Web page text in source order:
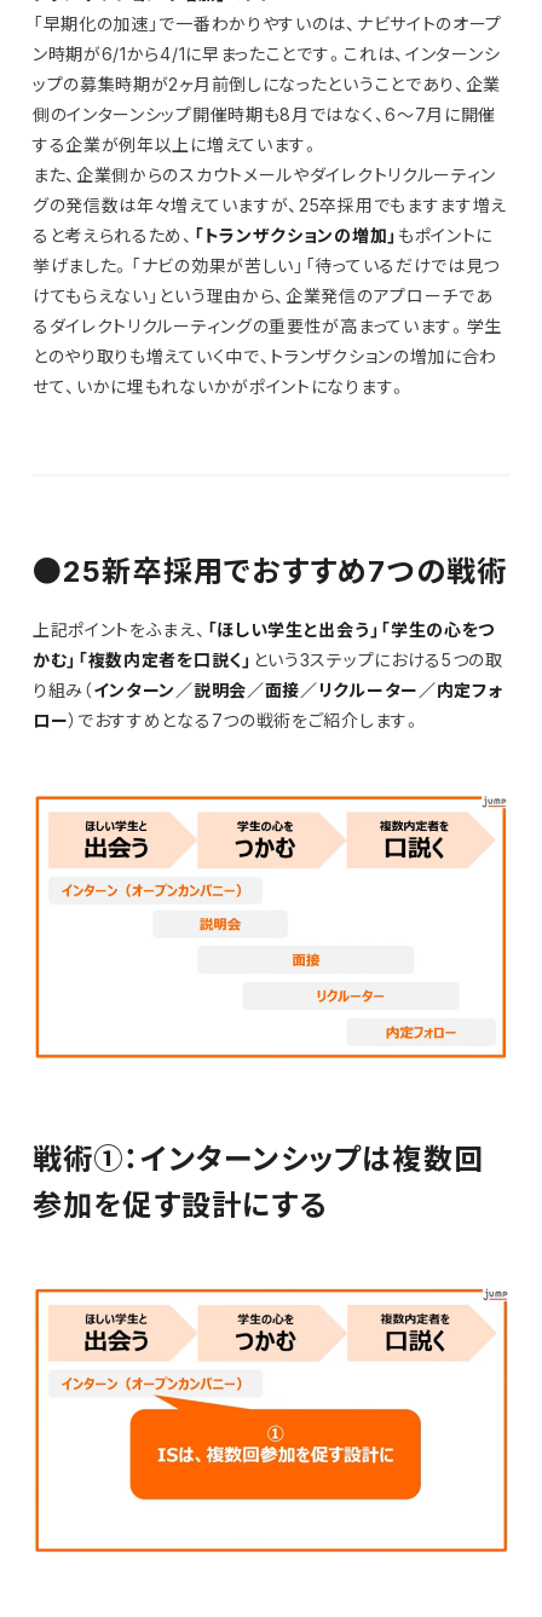
「早期化の加速」で一番わかりやすいのは、ナビサイトのオープ
ン時期が6/1から4/1に早まったことです。これは、インターンシ
ップの募集時期が2ヶ月前倒しになったということであり、企業
側のインターンシップ開催時期も8月ではなく、6～7月に開催
する企業が例年以上に増えています。
また、企業側からのスカウトメールやダイレクトリクルーティン
グの発信数は年々増えていますが、25卒採用でもますます増え
ると考えられるため、 「トランザクションの増加」 もポイントに
挙げました。「ナビの効果が苦しい」「待っているだけでは見つ
けてもらえない」という理由から、企業発信のアプローチであ
るダイレクトリクルーティングの重要性が高まっています。学生
とのやり取りも増えていく中で、トランザクションの増加に合わ
せて、いかに埋もれないかがポイントになります。
●25新卒採用でおすすめ7つの戦術
上記ポイントをふまえ、 「ほしい学生と出会う」「学生の心をつ
かむ」「複数内定者を口説く」 という3ステップにおける5つの取
り組み（インターン／説明会／面接／リクルーター／内定フォ
ロー）でおすすめとなる7つの戦術をご紹介します。
戦術①：インターンシップは複数回
参加を促す設計にする